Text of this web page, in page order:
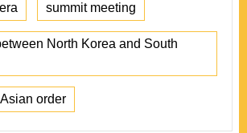
summit meeting
North Korea and South
order